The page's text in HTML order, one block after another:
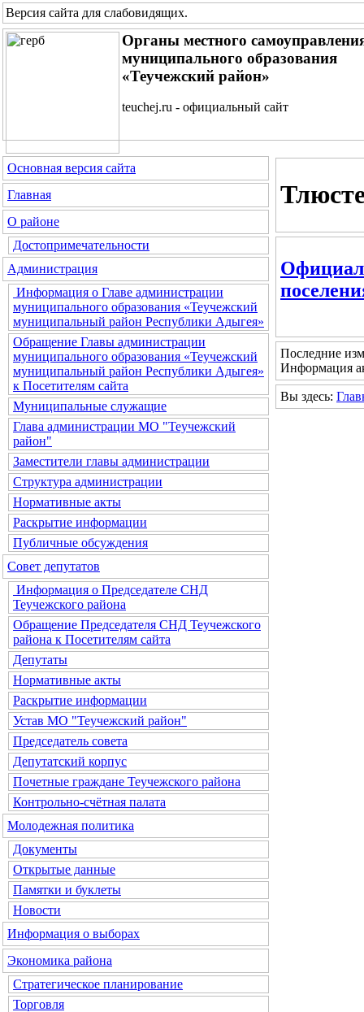
Версия сайта для слабовидящих.
Органы местного
муниципального образования
«Теучежский район»
teuchej.ru - официальный сайт
Основная версия сайта
Главная
О районе
Достопримечательности
Администрация
Информация о Главе администрации
муниципального образования «Теучежский
муниципальный район Республики Адыгея»
Обращение Главы администрации
муниципального образования «Теучежский
муниципальный район Республики Адыгея»
к Посетителям сайта
Муниципальные служащие
Глава администрации МО "Теучежский
район"
Заместители главы администрации
Структура администрации
Нормативные акты
Раскрытие информации
Публичные обсуждения
Совет депутатов
Информация о Председателе СНД
Теучежского района
Обращение Председателя СНД Теучежского
района к Посетителям сайта
Депутаты
Нормативные акты
Раскрытие информации
Устав МО "Теучежский район"
Председатель совета
Депутатский корпус
Почетные граждане Теучежского района
Контрольно-счётная палата
Молодежная политика
Документы
Открытые данные
Памятки и буклеты
Новости
Информация о выборах
Экономика района
Стратегическое планирование
Торговля
Последние
Информация
Вы здесь: